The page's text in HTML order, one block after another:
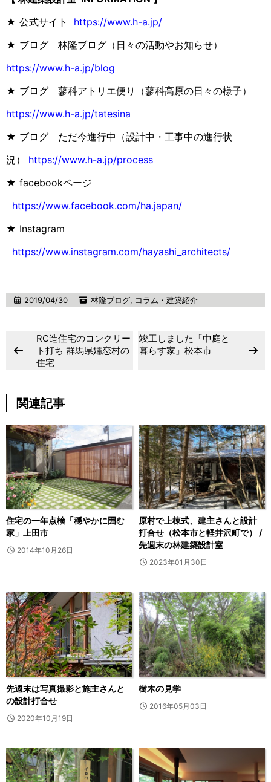
★ 公式サイト https://www.h-a.jp/
★ ブログ 林隆ブログ（日々の活動やお知らせ）
https://www.h-a.jp/blog
★ ブログ 蓼科アトリエ便り（蓼科高原の日々の様子）
https://www.h-a.jp/tatesina
★ ブログ ただ今進行中（設計中・工事中の進行状
況） https://www.h-a.jp/process
★ facebookページ
https://www.facebook.com/ha.japan/
★ Instagram
https://www.instagram.com/hayashi_architects/
2019/04/30 林隆ブログ, コラム・建築紹介
RC造住宅のコンクリー
ト打ち 群馬県嬬恋村の
住宅
竣工しました「中庭と
暮らす家」松本市
関連記事
住宅の一年点検「穏やかに囲む
家」上田市
2014年10月26日
原村で上棟式、建主さんと設計
打合せ（松本市と軽井沢町で） /
先週末の林建築設計室
2023年01月30日
先週末は写真撮影と施主さんと
の設計打合せ
2020年10月19日
樹木の見学
2016年05月03日